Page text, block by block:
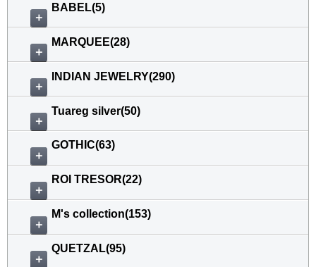
＋
BABEL(5)
＋
MARQUEE(28)
＋
INDIAN JEWELRY(290)
＋
Tuareg silver(50)
＋
GOTHIC(63)
＋
ROI TRESOR(22)
＋
M's collection(153)
＋
QUETZAL(95)